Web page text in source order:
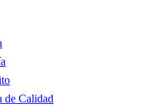
de Calidad